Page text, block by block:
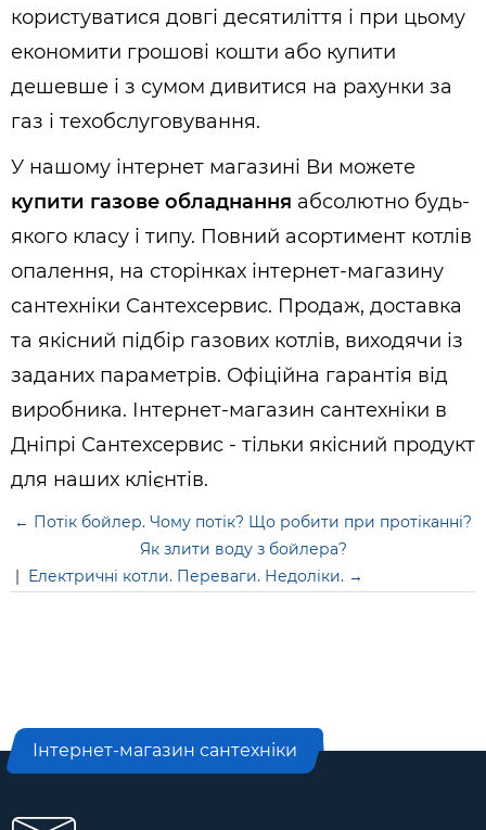
користуватися довгі десятиліття і при цьому
економити грошові кошти або купити
дешевше і з сумом дивитися на рахунки за
газ і техобслуговування.
У нашому інтернет магазині Ви можете
купити газове обладнання абсолютно будь-
якого класу і типу. Повний асортимент котлів
опалення, на сторінках інтернет-магазину
сантехніки Сантехсервис. Продаж, доставка
та якісний підбір газових котлів, виходячи із
заданих параметрів. Офіційна гарантія від
виробника. Інтернет-магазин сантехніки в
Дніпрі Сантехсервис - тільки якісний продукт
для наших клієнтів.
← Потік бойлер. Чому потік? Що робити при протіканні?
Як злити воду з бойлера?
Електричні котли. Переваги. Недоліки. →
Інтернет-магазин сантехніки